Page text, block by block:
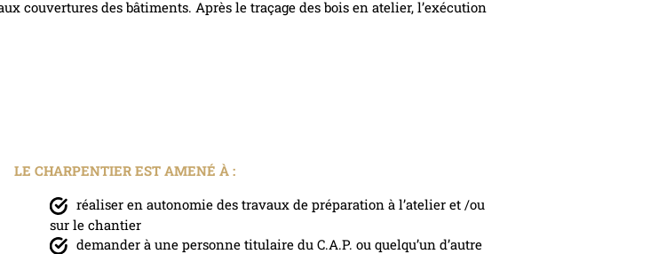
couvertures des bâtiments. Après le traçage des bois en atelier, l’exécution
LE CHARPENTIER EST AMENÉ À :
réaliser en autonomie des travaux de préparation à l’atelier et /ou
sur le chantier
demander à une personne titulaire du C.A.P. ou quelqu’un d’autre